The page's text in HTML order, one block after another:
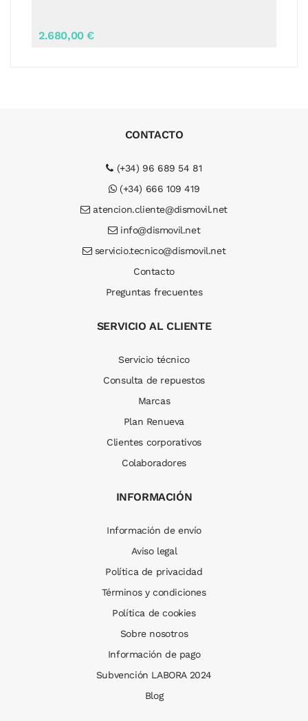
2.680,00 €
CONTACTO
(+34) 96 689 54 81
(+34) 666 109 419
atencion.cliente@dismovil.net
info@dismovil.net
servicio.tecnico@dismovil.net
Contacto
Preguntas frecuentes
SERVICIO AL CLIENTE
Servicio técnico
Consulta de repuestos
Marcas
Plan Renueva
Clientes corporativos
Colaboradores
INFORMACIÓN
Información de envío
Aviso legal
Política de privacidad
Términos y condiciones
Política de cookies
Sobre nosotros
Información de pago
Subvención LABORA 2024
Blog